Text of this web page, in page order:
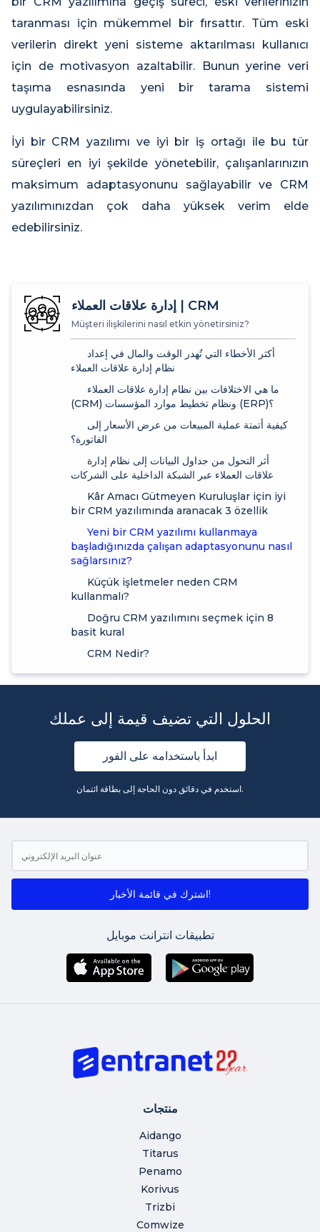
taranması için mükemmel bir fırsattır. Tüm eski
verilerin direkt yeni sisteme aktarılması kullanıcı
için de motivasyon azaltabilir. Bunun yerine veri
taşıma esnasında yeni bir tarama sistemi
uygulayabilirsiniz.
İyi bir CRM yazılımı ve iyi bir iş ortağı ile bu tür
süreçleri en iyi şekilde yönetebilir, çalışanlarınızın
maksimum adaptasyonunu sağlayabilir ve CRM
yazılımınızdan çok daha yüksek verim elde
edebilirsiniz.
إدارة علاقات العملاء | CRM
Müşteri ilişkilerini nasıl etkin yönetirsiniz?
أكثر الأخطاء التي تُهدر الوقت والمال في إعداد
نظام إدارة علاقات العملاء
ما هي الاختلافات بين نظام إدارة علاقات العملاء
(CRM) ونظام تخطيط موارد المؤسسات (ERP)؟
كيفية أتمتة عملية المبيعات من عرض الأسعار إلى
الفاتورة؟
أثر التحول من جداول البيانات إلى نظام إدارة
علاقات العملاء عبر الشبكة الداخلية على الشركات
Kâr Amacı Gütmeyen Kuruluşlar için iyi
bir CRM yazılımında aranacak 3 özellik
Yeni bir CRM yazılımı kullanmaya
başladığınızda çalışan adaptasyonunu nasıl
sağlarsınız?
Küçük işletmeler neden CRM
kullanmalı?
Doğru CRM yazılımını seçmek için 8
basit kural
CRM Nedir?
الحلول التي تضيف قيمة إلى عملك
ابدأ باستخدامه على الفور
استخدم في دقائق دون الحاجة إلى بطاقة ائتمان.
اشترك في قائمة الأخبار!
تطبيقات انترانت موبايل
منتجات
Aidango
Titarus
Penamo
Korivus
Trizbi
Comwize